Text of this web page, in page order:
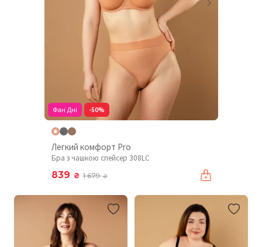
Фан Дні -50%
Легкий комфорт Pro
Бра з чашкою спейсер 308LC
839 ₴ 1 679₴